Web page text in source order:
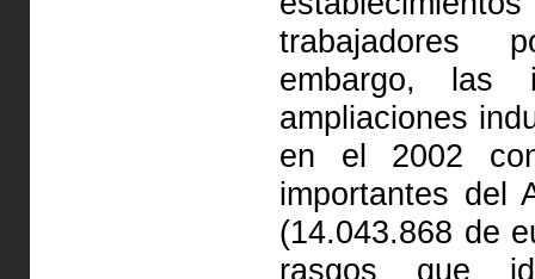
trabajadores
embargo, las
ampliaciones
en el 2002
importantes del
(14.043.868 de
rasgos que